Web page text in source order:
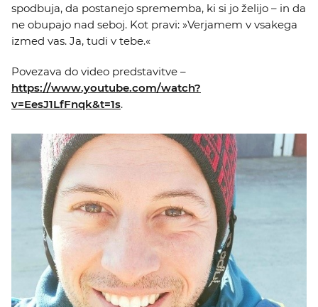
spodbuja, da postanejo sprememba, ki si jo želijo – in da
ne obupajo nad seboj. Kot pravi: »Verjamem v vsakega
izmed vas. Ja, tudi v tebe.«
Povezava do video predstavitve –
https://www.youtube.com/watch?
v=EesJ1LfFnqk&t=1s.